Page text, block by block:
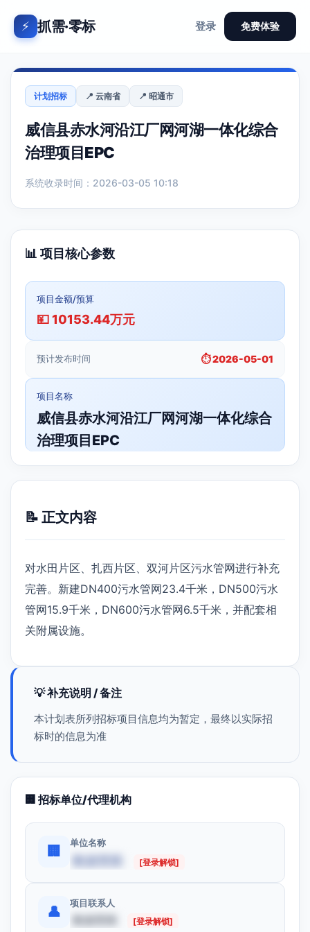
⚡ 抓需·零标 登录 免费体验
计划招标 📍 云南省 📍 昭通市
威信县赤水河沿江厂网河湖一体化综合
治理项目EPC
系统收录时间：2026-03-05 10:18
📊 项目核心参数
项目金额/预算
💴 10153.44万元
预计发布时间 ⏱️ 2026-05-01
项目名称
威信县赤水河沿江厂网河湖一体化综合
治理项目EPC
📝 正文内容
对水田片区、扎西片区、双河片区污水管网进行补充
完善。新建DN400污水管网23.4千米，DN500污水
管网15.9千米，DN600污水管网6.5千米，并配套相
关附属设施。
💡 补充说明 / 备注
本计划表所列招标项目信息均为暂定，最终以实际招
标时的信息为准
🏢 招标单位/代理机构
🏢
单位名称
数据受限 [登录解锁]
👤
项目联系人
数据受限 [登录解锁]